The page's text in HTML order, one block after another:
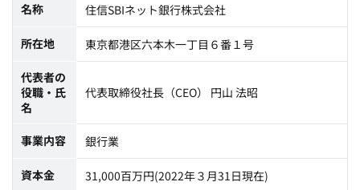
名称 住信SBIネット銀行株式会社
所在地 東京都港区六本木一丁目６番１号
代表者の
役職・氏
名
代表取締役社長（CEO） 円山 法昭
事業内容 銀行業
資本金 31,000百万円(2022年３月31日現在)